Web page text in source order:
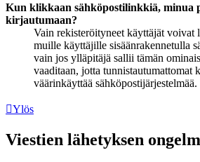
Kun klikkaan sähköpostilinkkiä, minua
kirjautumaan?
Vain rekisteröityneet käyttäjät voivat
muille käyttäjille sisäänrakennetulla
vain jos ylläpitäjä sallii tämän
vaaditaan, jotta tunnistautumattomat
väärinkäyttää sähköpostijärjestelmää.
Ylös
Viestien lähetyksen